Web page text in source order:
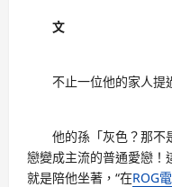
文
不止一位他的家人提
他的孫「灰色？那不
戀變成主流的普通愛戀！
就是陪他坐著，“在ROG